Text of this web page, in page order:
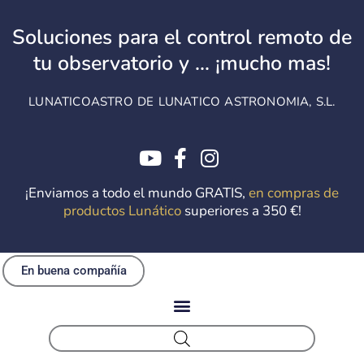
contenido
Soluciones para el control remoto de
tu observatorio y ... ¡mucho mas!
LUNATICOASTRO DE LUNATICO ASTRONOMIA, S.L.
¡Enviamos a todo el mundo GRATIS, en compras de
productos Lunáticosuperiores a 350 €!
En buena compañía